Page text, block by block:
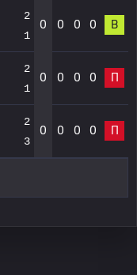
2
1
0 0 0 0 В
2
1
0 0 0 0 П
2
3
0 0 0 0 П